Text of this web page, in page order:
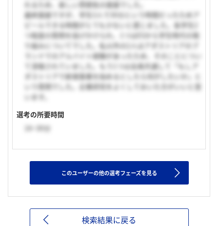
れるため、楽しい雰囲気の面接でした。
最終面接ですが、学生3人で30分という時間だったためア
ピールできる時間がとても少ないと感じました。各学生2
つ程度の質問を投げかけられ、1つはESから学生時代の取
り組みについてでした。私以外の2人はアダストリアのブ
ランドでのアルバイト経験があったため、そのことについ
て深堀されていました。もう1つは全員共通して「もしア
ダストリアで新規事業を始めるとしたら何がしたいか」と
いう質問でした。企業研究をよくしておいた方がいいと思
います。
選考の所要時間
16~30分
このユーザーの他の選考フェーズを見る
検索結果に戻る